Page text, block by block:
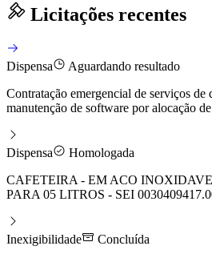
Licitações recentes
Dispensa
Aguardando resultado
Contratação emergencial de serviços de
manutenção de software por alocação
Dispensa
Homologada
CAFETEIRA - EM ACO
PARA 05 LITROS - SEI
Inexigibilidade
Concluída